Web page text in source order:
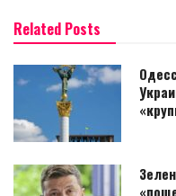
Related Posts